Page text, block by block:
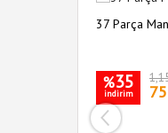
37 Parça
%35
indirim